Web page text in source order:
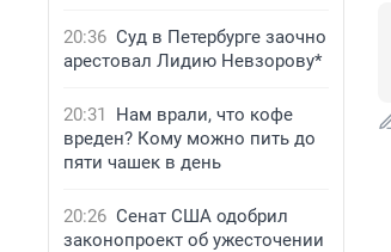
20:36 Суд в Петербурге заочно
арестовал Лидию Невзорову*
20:31
Нам врали, что кофе
вреден? Кому можно пить до
пяти чашек в день
20:26 Сенат США одобрил
законопроект об ужесточении